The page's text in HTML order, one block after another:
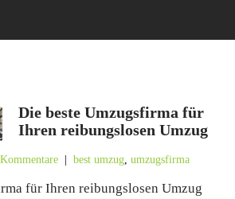
Die beste Umzugsfirma für
Ihren reibungslosen Umzug
best umzug, umzugsfirma
für Ihren reibungslosen Umzug